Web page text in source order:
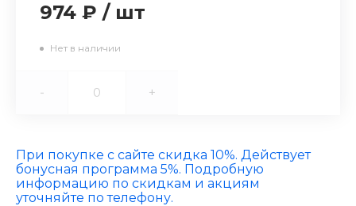
974 ₽ / шт
Нет в наличии
- +
При покупке с сайте скидка 10%. Действует
бонусная программа 5%. Подробную
информацию по скидкам и акциям
уточняйте по телефону.